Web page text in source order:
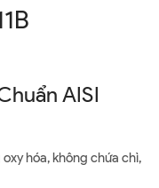
AISI
oxy hóa, không chứa chì,